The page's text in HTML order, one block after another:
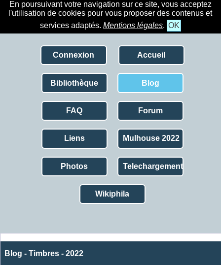
En poursuivant votre navigation sur ce site, vous acceptez
l'utilisation de cookies pour vous proposer des contenus et
services adaptés. Mentions légales. OK
Connexion Accueil
Bibliothèque Blog
FAQ Forum
Liens Mulhouse 2022
Photos Telechargement
Wikiphila
Blog - Timbres - 2022